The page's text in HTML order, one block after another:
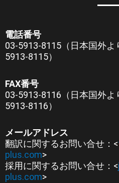
電話番号
03-5913-8115（日本国外
5913-8115）
FAX番号
03-5913-8116（日本国外
5913-8116）
メールアドレス
翻訳に関するお問い合せ：<
plus.com>
採用に関するお問い合せ：<
plus.com>